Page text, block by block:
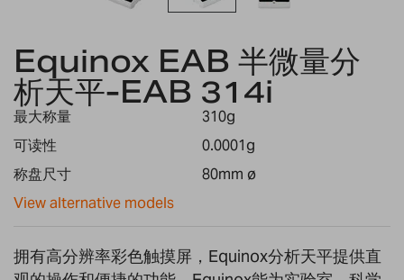
the
beginning
of
the
images
Equinox EAB 半微量分
析天平-EAB 314i
最大称量
310g
可读性
0.0001g
称盘尺寸
80mm ø
View alternative models
拥有高分辨率彩色触摸屏，Equinox分析天平提供直